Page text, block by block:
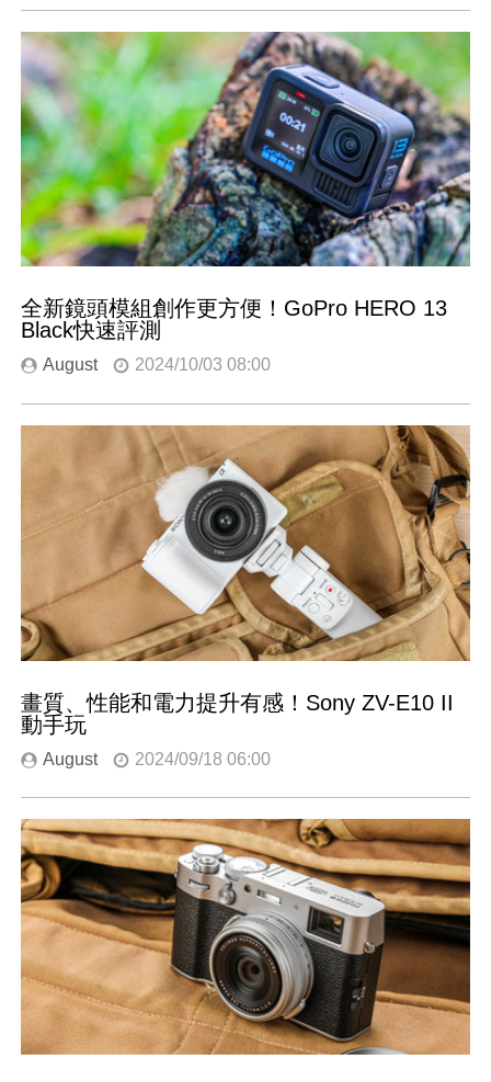
全新鏡頭模組創作更方便！GoPro HERO 13
Black快速評測
August 2024/10/03 08:00
畫質、性能和電力提升有感！Sony ZV-E10 II
動手玩
August 2024/09/18 06:00